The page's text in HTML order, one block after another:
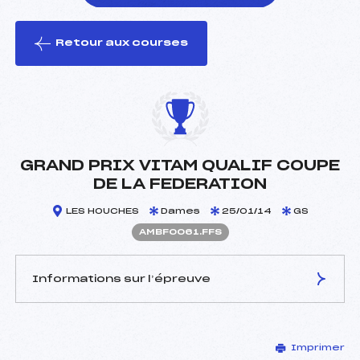
le ski
Retour aux courses
GRAND PRIX VITAM QUALIF COUPE
DE LA FEDERATION
LES HOUCHES Dames 25/01/14 GS
AMBF0061.FFS
Informations sur l’épreuve
TRIPARD ISA (MB)
Imprimer